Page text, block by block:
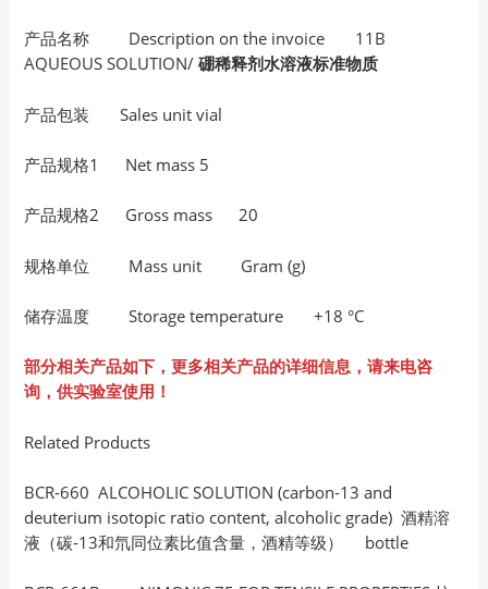
产品名称 Description on the invoice 11B
AQUEOUS SOLUTION/硼稀释剂水溶液标准物质
产品包装 Sales unit vial
产品规格1 Net mass 5
产品规格2 Gross mass 20
规格单位 Mass unit Gram (g)
储存温度 Storage temperature +18 °C
部分相关产品如下，更多相关产品的详细信息，请来电咨
询，供实验室使用！
Related Products
BCR-660 ALCOHOLIC SOLUTION (carbon-13 and
deuterium isotopic ratio content, alcoholic grade) 酒精溶
液（碳-13和氘同位素比值含量，酒精等级） bottle